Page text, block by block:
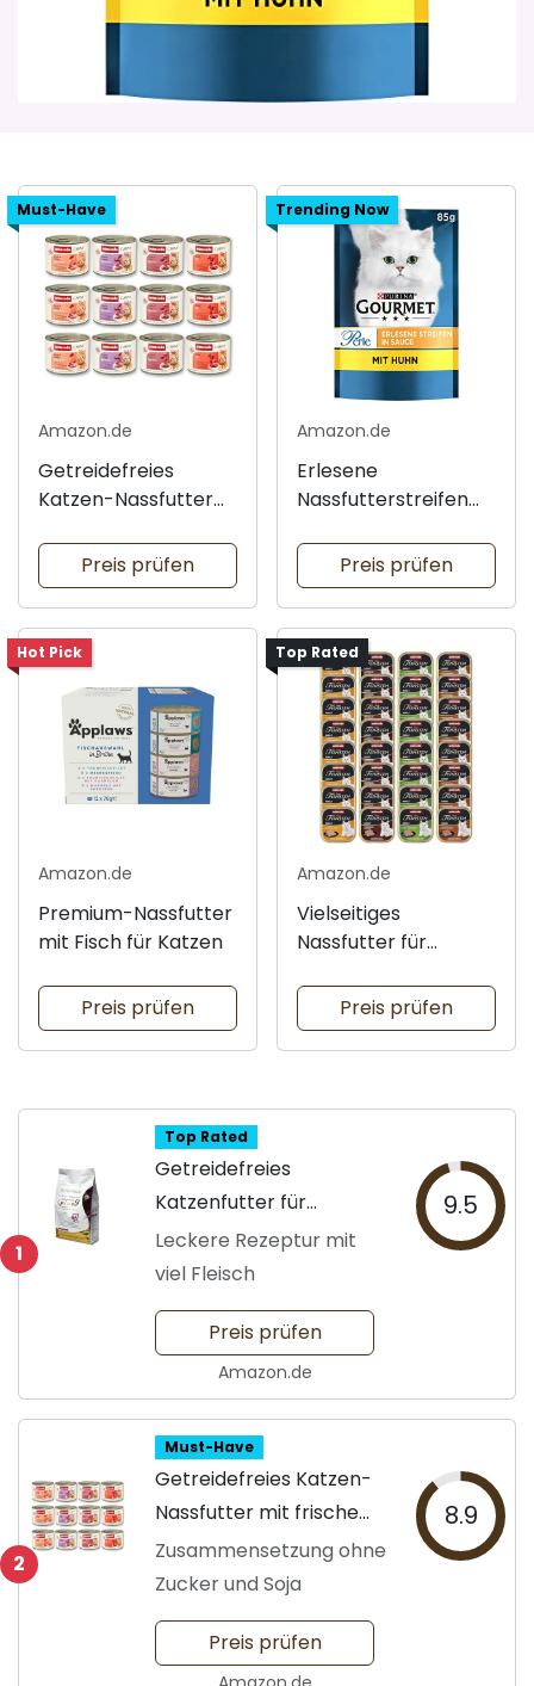
Must-Have
Amazon.de
Getreidefreies
Katzen-Nassfutter
Preis prüfen
Trending Now
Amazon.de
Erlesene
Nassfutterstreifen
Preis prüfen
Hot Pick
Amazon.de
Premium-Nassfutter
mit Fisch für Katzen
Preis prüfen
Top Rated
Amazon.de
Vielseitiges
Nassfutter für
Preis prüfen
1
Top Rated
Getreidefreies
Katzenfutter für
gesunde Katzen
Leckere Rezeptur mit
viel Fleisch
9.5
Preis prüfen
Amazon.de
2
Must-Have
Getreidefreies Katzen-
Nassfutter mit frischem
Fleisch
Zusammensetzung ohne
Zucker und Soja
8.9
Preis prüfen